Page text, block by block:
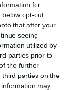
for
below opt-out
that after your
seeing
utilized by
parties prior to
the further
third parties on the
information may